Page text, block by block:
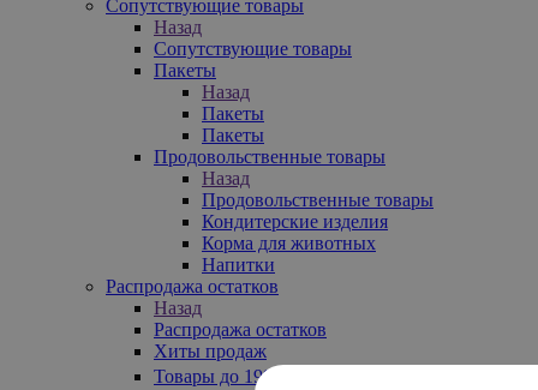
Сопутствующие товары
Назад
Сопутствующие товары
Пакеты
Назад
Пакеты
Пакеты
Продовольственные товары
Назад
Продовольственные товары
Кондитерские изделия
Корма для животных
Напитки
Распродажа остатков
Назад
Распродажа остатков
Хиты продаж
Товары до 199₽